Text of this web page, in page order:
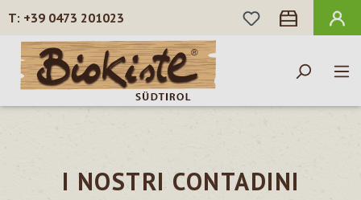
Passa al contenuto principale
+39 0473 201023
HAI 0 ARTICOLI
I NOSTRI CONTADINI